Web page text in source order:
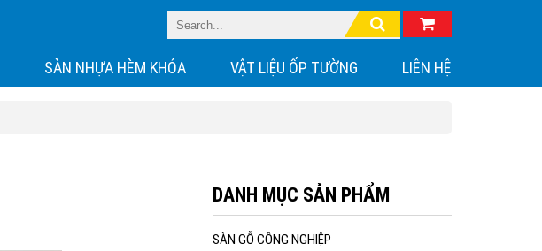
SÀN NHỰA HÈM KHÓA VẬT LIỆU ỐP TƯỜNG LIÊN HỆ
DANH MỤC SẢN PHẨM
SÀN GỖ CÔNG NGHIỆP